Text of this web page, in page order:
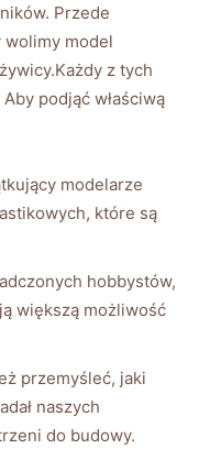
Przede
wolimy model
z tych
podjąć właściwą
modelarze
które są
hobbystów,
większą możliwość
przemyśleć, jaki
naszych
do budowy.